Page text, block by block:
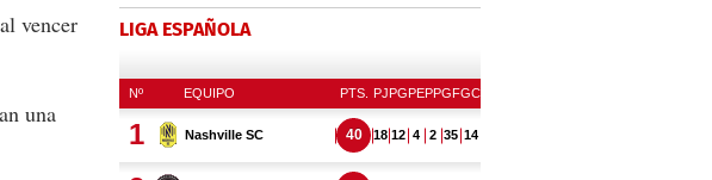
al vencer
una
LIGA ESPAÑOLA